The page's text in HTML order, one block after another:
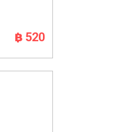
฿ 520